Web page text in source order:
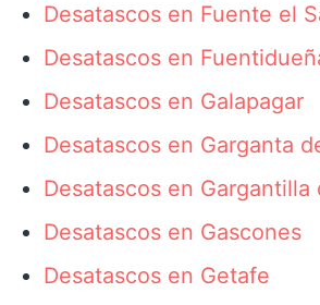
Desatascos en Fuente el
Desatascos en
Desatascos en Galapagar
Desatascos en Garganta
Desatascos en Gargantilla
Desatascos en Gascones
Desatascos en Getafe